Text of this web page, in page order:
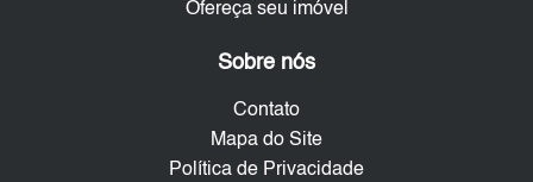
Ofereça seu imóvel
Sobre nós
Contato
Mapa do Site
Política de Privacidade